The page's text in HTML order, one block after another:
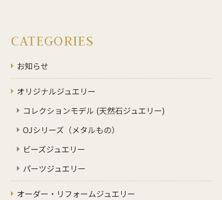
CATEGORIES
お知らせ
オリジナルジュエリー
コレクションモデル (天然石ジュエリー)
OJシリーズ（メタルもの）
ビーズジュエリー
パーツジュエリー
オーダー・リフォームジュエリー